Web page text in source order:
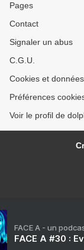
Pages
Contact
Signaler un abus
C.G.U.
Cookies et
Préférences
Voir le profil de
FACE A - un
FACE A #30 :